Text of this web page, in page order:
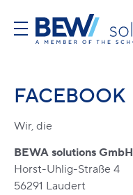
FACEBOOK
Wir, die
BEWA solutions GmbH
Horst-Uhlig-Straße 4
56291 Laudert